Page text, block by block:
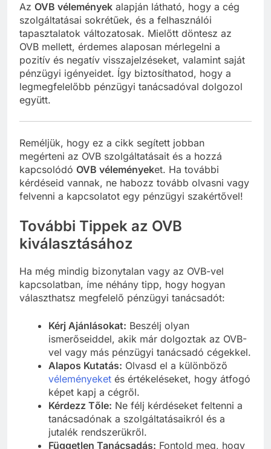
Az OVB vélemények alapján látható, hogy a cég
szolgáltatásai sokrétűek, és a felhasználói
tapasztalatok változatosak. Mielőtt döntesz az
OVB mellett, érdemes alaposan mérlegelni a
pozitív és negatív visszajelzéseket, valamint saját
pénzügyi igényeidet. Így biztosíthatod, hogy a
legmegfelelőbb pénzügyi tanácsadóval dolgozol
együtt.
Reméljük, hogy ez a cikk segített jobban
megérteni az OVB szolgáltatásait és a hozzá
kapcsolódó OVB véleményeket. Ha további
kérdéseid vannak, ne habozz tovább olvasni vagy
felvenni a kapcsolatot egy pénzügyi szakértővel!
További Tippek az OVB
kiválasztásához
Ha még mindig bizonytalan vagy az OVB-vel
kapcsolatban, íme néhány tipp, hogy hogyan
választhatsz megfelelő pénzügyi tanácsadót:
Kérj Ajánlásokat: Beszélj olyan
ismerőseiddel, akik már dolgoztak az OVB-
vel vagy más pénzügyi tanácsadó cégekkel.
Alapos Kutatás: Olvasd el a különböző
véleményeket és értékeléseket, hogy átfogó
képet kapj a cégről.
Kérdezz Tőle: Ne félj kérdéseket feltenni a
tanácsadónak a szolgáltatásaikról és a
jutalék rendszerükről.
Független Tanácsadás: Fontold meg, hogy